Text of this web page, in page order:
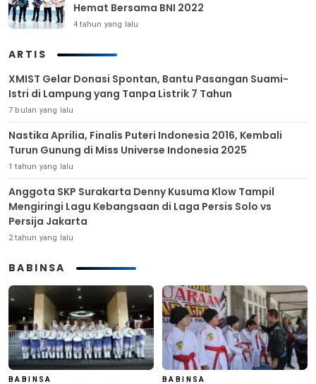
Hemat Bersama BNI 2022
4 tahun yang lalu
ARTIS
XMIST Gelar Donasi Spontan, Bantu Pasangan Suami-
Istri di Lampung yang Tanpa Listrik 7 Tahun
7 bulan yang lalu
Nastika Aprilia, Finalis Puteri Indonesia 2016, Kembali
Turun Gunung di Miss Universe Indonesia 2025
1 tahun yang lalu
Anggota SKP Surakarta Denny Kusuma Klow Tampil
Mengiringi Lagu Kebangsaan di Laga Persis Solo vs
Persija Jakarta
2 tahun yang lalu
BABINSA
BABINSA BABINSA